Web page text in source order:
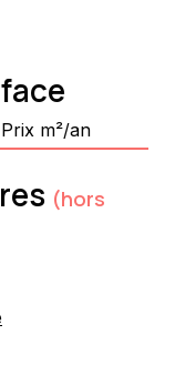
Prix m²/an
(hors